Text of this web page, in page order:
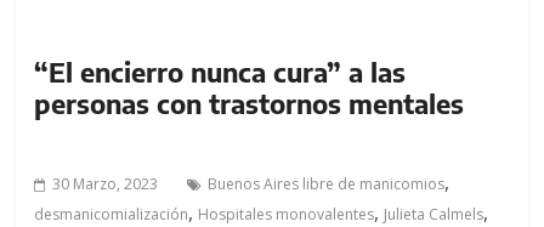
“El encierro nunca cura” a las
personas con trastornos mentales
30 Marzo, 2023 Buenos Aires libre de manicomios,
desmanicomialización, Hospitales monovalentes, Julieta Calmels,